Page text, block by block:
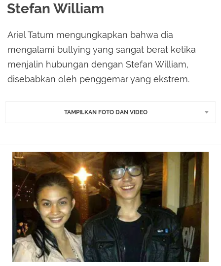
Stefan William
Ariel Tatum mengungkapkan bahwa dia
mengalami bullying yang sangat berat ketika
menjalin hubungan dengan Stefan William,
disebabkan oleh penggemar yang ekstrem.
TAMPILKAN FOTO DAN VIDEO